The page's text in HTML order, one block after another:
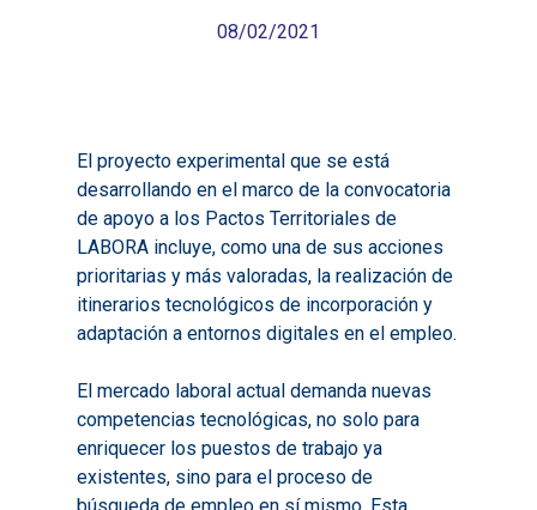
08/02/2021
El proyecto experimental que se está
desarrollando en el marco de la convocatoria
de apoyo a los Pactos Territoriales de
LABORA incluye, como una de sus acciones
prioritarias y más valoradas, la realización de
itinerarios tecnológicos de incorporación y
adaptación a entornos digitales en el empleo.
El mercado laboral actual demanda nuevas
competencias tecnológicas, no solo para
enriquecer los puestos de trabajo ya
existentes, sino para el proceso de